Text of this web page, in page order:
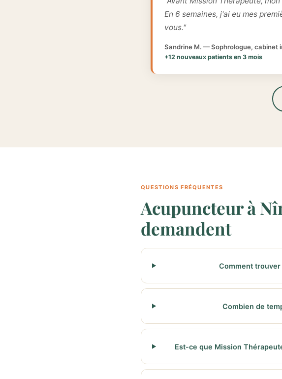
En 6 semaines, j'ai eu mes
vous."
Sandrine M. — Sophrologue, cabinet
+12 nouveaux patients en 3 mois
QUESTIONS FRÉQUENTES
Acupuncteur à
demandent
Comment
Combien de
Est-ce que Mission